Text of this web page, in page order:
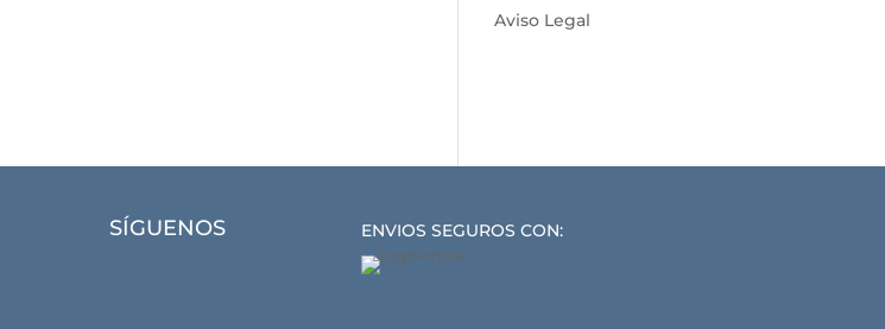
Aviso Legal
SÍGUENOS ENVIOS SEGUROS CON: